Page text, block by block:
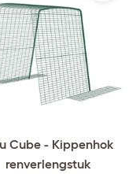
Cube - Kippenhok
renverlengstuk